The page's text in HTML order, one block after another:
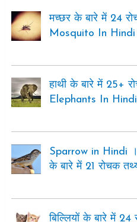
मच्छर के बारे में 24
Mosquito In Hindi
हाथी के बारे में 25+
Elephants In Hindi
Sparrow in Hindi ।
के बारे में 21 रोचक
बिल्लियों के बारे में